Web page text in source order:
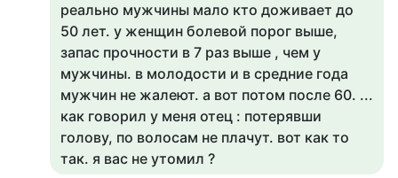
реально мужчины мало кто доживает до
50 лет. у женщин болевой порог выше,
запас прочности в 7 раз выше , чем у
мужчины. в молодости и в средние года
мужчин не жалеют. а вот потом после 60. ...
как говорил у меня отец : потерявши
голову, по волосам не плачут. вот как то
так. я вас не утомил ?